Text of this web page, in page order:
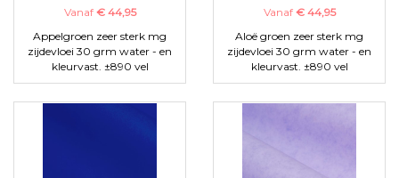
Vanaf € 44,95
Appelgroen zeer sterk mg
zijdevloei 30 grm water - en
kleurvast. ±890 vel
Vanaf € 44,95
Aloë groen zeer sterk mg
zijdevloei 30 grm water - en
kleurvast. ±890 vel